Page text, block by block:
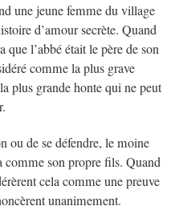
une jeune femme du village
d’amour secrète. Quand
l’abbé était le père de son
comme la plus grave
plus grande honte qui ne peut
ou de se défendre, le moine
comme son propre fils. Quand
cela comme une preuve
unanimement.